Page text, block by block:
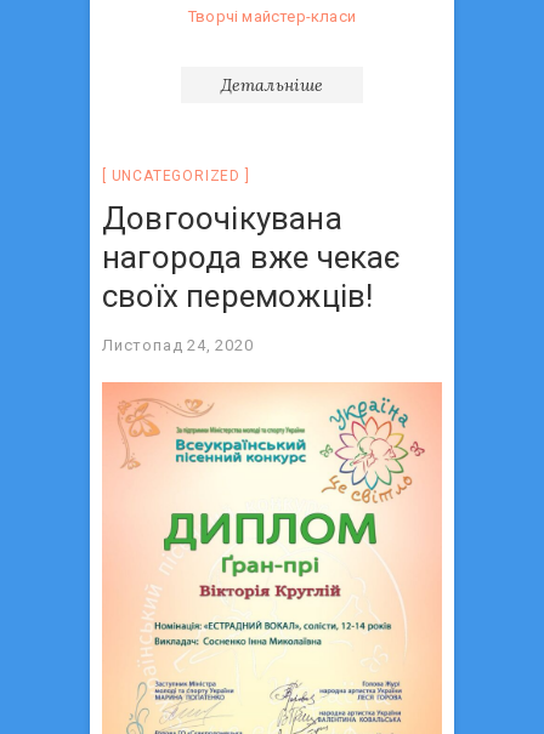
Творчі майстер-класи
Детальніше
UNCATEGORIZED
Довгоочікувана
нагорода вже чекає
своїх переможців!
Листопад 24, 2020